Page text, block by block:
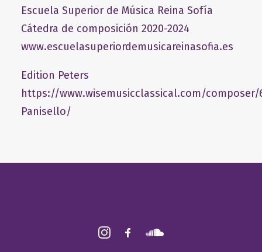
Escuela Superior de Música Reina Sofía
Cátedra de composición 2020-2024
www.escuelasuperiordemusicareinasofia.es
Edition Peters
https://www.wisemusicclassical.com/composer/
Panisello/